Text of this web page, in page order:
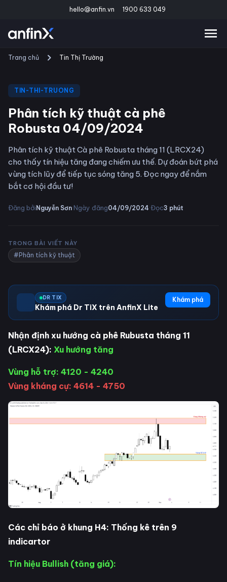
hello@anfin.vn 1900 633 049
Trang chủ Tin Thị Trường
TIN-THI-TRUONG
Phân tích kỹ thuật cà phê
Robusta 04/09/2024
Phân tích kỹ thuật Cà phê Robusta tháng 11 (LRCX24)
cho thấy tín hiệu tăng đang chiếm ưu thế. Dự đoán bứt phá
vùng tích lũy để tiếp tục sóng tăng 5. Đọc ngay để nắm
bắt cơ hội đầu tư!
Đăng bởiNguyễn Sơn·Ngày đăng04/09/2024·Đọc3 phút
TRONG BÀI VIẾT NÀY
#Phân tích kỹ thuật
DR TIX
Khám phá Dr TiX trên AnfinX Lite
Khám phá
Nhận định xu hướng cà phê Rubusta tháng 11
(LRCX24): Xu hướng tăng
Vùng hỗ trợ: 4120 - 4240
Vùng kháng cự: 4614 - 4750
Các chỉ báo ở khung H4: Thống kê trên 9
indicartor
Tín hiệu Bullish (tăng giá):